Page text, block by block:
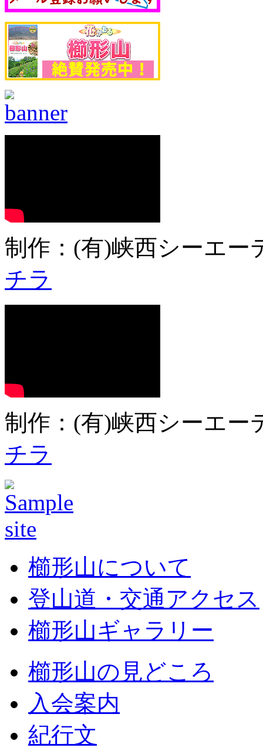
制作：(有)峡西シーエ
チラ
制作：(有)峡西シーエ
チラ
櫛形山について
登山道・交通アクセス
櫛形山ギャラリー
櫛形山の見どころ
入会案内
紀行文